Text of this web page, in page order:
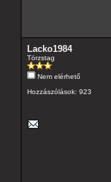
Lacko1984
Törzstag
Nem elérhető
Hozzászólások: 923